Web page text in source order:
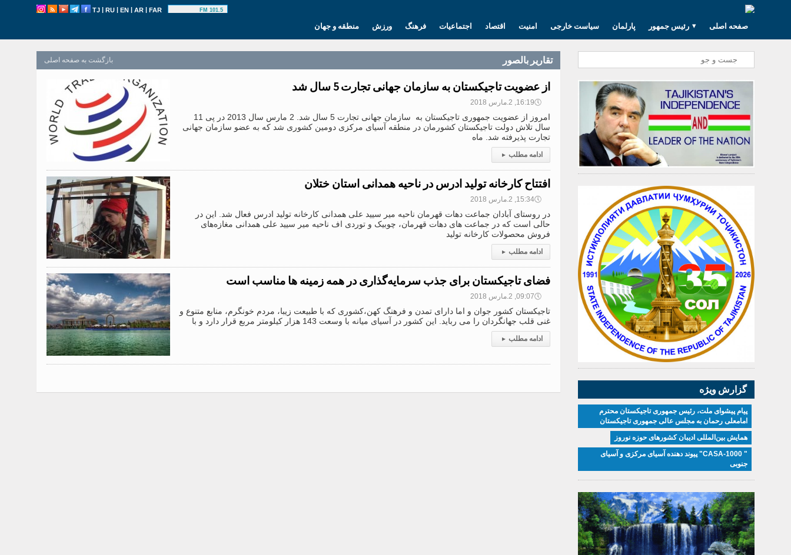
TJ | RU | EN | AR | FAR 101.5 FM
منطقه و جهان ورزش فرهنگ اجتماعیات اقتصاد امنیت سیاست خارجی پارلمان رئیس جمهور صفحه اصلی
بازگشت به صفحه اصلی تقارير بالصور
از عضویت تاجیکستان به سازمان جهانی تجارت 5 سال شد
🕔16:19, 2.مارس 2018
امروز از عضویت جمهوری تاجیکستان به سازمان جهانی تجارت 5 سال شد. 2 مارس سال 2013 در پی 11
سال تلاش دولت تاجیکستان کشورمان در منطقه آسیای مرکزی دومین کشوری شد که به عضو سازمان جهانی
تجارت پذیرفته شد. ماه
ادامه مطلب ▸
افتتاح کارخانه تولید ادرس در ناحیه همدانی استان ختلان
🕔15:34, 2.مارس 2018
در روستای آبادان جماعت دهات قهرمان ناحیه میر سیید علی همدانی کارخانه تولید ادرس فعال شد. این در
حالی است که در جماعت های دهات قهرمان، چوبیک و توردی اف ناحیه میر سیید علی همدانی مغازه‌های
فروش محصولات کارخانه تولید
ادامه مطلب ▸
فضای تاجیکستان برای جذب سرمایه‌گذاری در همه زمینه ها مناسب است
🕔09:07, 2.مارس 2018
تاجیکستان کشور جوان و اما دارای تمدن و فرهنگ کهن،کشوری که با طبیعت زیبا، مردم خونگرم، منابع متنوع و
غنی قلب جهانگردان را می رباید. این کشور در آسیای میانه با وسعت 143 هزار کیلومتر مربع قرار دارد و با
ادامه مطلب ▸
گزارش ویژه
پیام پیشوای ملت، رئیس جمهوری تاجیکستان محترم
امامعلی رحمان به مجلس عالی جمهوری تاجیکستان
همایش بین‌المللی ادیبان کشور‌های حوزه نوروز
" CASA-1000" پیوند دهنده آسیای مرکزی و آسیای
جنوبی